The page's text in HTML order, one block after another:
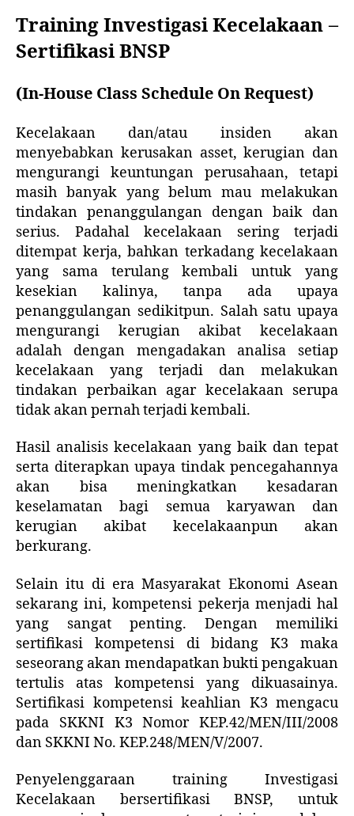
Training Investigasi Kecelakaan –
Sertifikasi BNSP
(In-House Class Schedule On Request)
Kecelakaan dan/atau insiden akan
menyebabkan kerusakan asset, kerugian dan
mengurangi keuntungan perusahaan, tetapi
masih banyak yang belum mau melakukan
tindakan penanggulangan dengan baik dan
serius. Padahal kecelakaan sering terjadi
ditempat kerja, bahkan terkadang kecelakaan
yang sama terulang kembali untuk yang
kesekian kalinya, tanpa ada upaya
penanggulangan sedikitpun. Salah satu upaya
mengurangi kerugian akibat kecelakaan
adalah dengan mengadakan analisa setiap
kecelakaan yang terjadi dan melakukan
tindakan perbaikan agar kecelakaan serupa
tidak akan pernah terjadi kembali.
Hasil analisis kecelakaan yang baik dan tepat
serta diterapkan upaya tindak pencegahannya
akan bisa meningkatkan kesadaran
keselamatan bagi semua karyawan dan
kerugian akibat kecelakaanpun akan
berkurang.
Selain itu di era Masyarakat Ekonomi Asean
sekarang ini, kompetensi pekerja menjadi hal
yang sangat penting. Dengan memiliki
sertifikasi kompetensi di bidang K3 maka
seseorang akan mendapatkan bukti pengakuan
tertulis atas kompetensi yang dikuasainya.
Sertifikasi kompetensi keahlian K3 mengacu
pada SKKNI K3 Nomor KEP.42/MEN/III/2008
dan SKKNI No. KEP.248/MEN/V/2007.
Penyelenggaraan training Investigasi
Kecelakaan bersertifikasi BNSP, untuk